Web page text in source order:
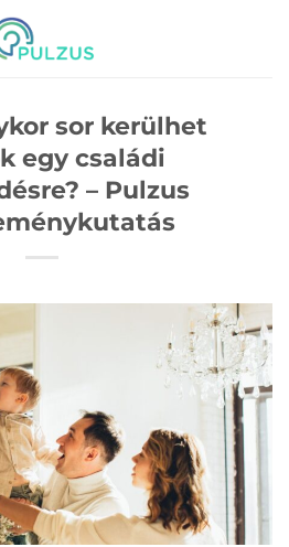
sor kerülhet
egy családi
– Pulzus